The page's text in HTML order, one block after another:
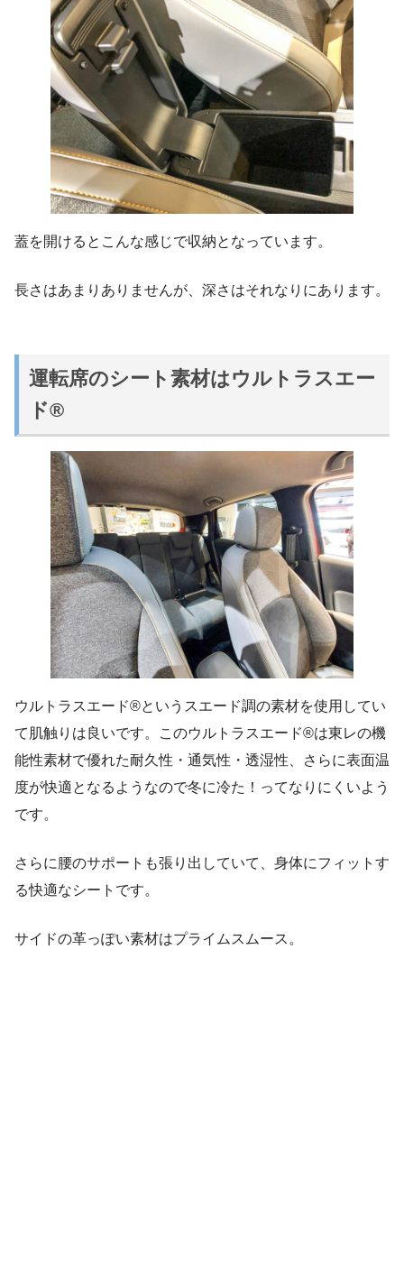
蓋を開けるとこんな感じで収納となっています。
長さはあまりありませんが、深さはそれなりにあります。
運転席のシート素材はウルトラスエー
ド®
ウルトラスエード®というスエード調の素材を使用してい
て肌触りは良いです。このウルトラスエード®は東レの機
能性素材で優れた耐久性・通気性・透湿性、さらに表面温
度が快適となるようなので冬に冷た！ってなりにくいよう
です。
さらに腰のサポートも張り出していて、身体にフィットす
る快適なシートです。
サイドの革っぽい素材はプライムスムース。